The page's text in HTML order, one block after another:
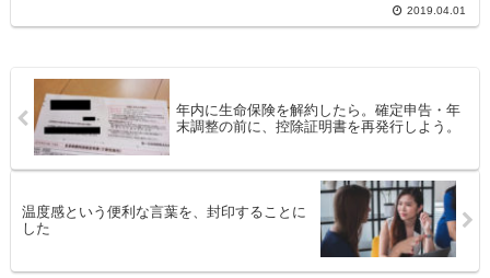
2019.04.01
年内に生命保険を解約したら。確定申告・年
末調整の前に、控除証明書を再発行しよう。
温度感という便利な言葉を、封印することに
した